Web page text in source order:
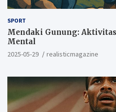
SPORT
Mendaki Gunung:
Mental
2025-05-29 realisticmagazine